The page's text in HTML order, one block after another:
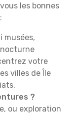
les bonnes
musées,
votre
villes de Île
?
ou exploration